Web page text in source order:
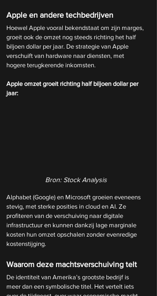
Apple en andere techbedrijven
Hoewel Apple vooral bekendstaat om zijn marges,
groeit ook de omzet nog steeds richting het half
biljoen dollar per jaar. De strategie van Apple
verschuift van hardware naar diensten, met
hogere terugkerende inkomsten.
Apple omzet groeit richting half biljoen dollar per
jaar:
Bron: Stock Analysis
Alphabet (Google) en Microsoft groeien eveneens
stevig, met sterke posities in cloud en AI. Ze
profiteren van de verschuiving naar digitale
infrastructuur en kunnen dankzij lage marginale
kosten hun omzet opschalen zonder evenredige
kostenstijging.
Waarom deze machtsverschuiving telt
De identiteit van Amerika’s grootste bedrijf is
meer dan een symbolische titel. Het vertelt iets